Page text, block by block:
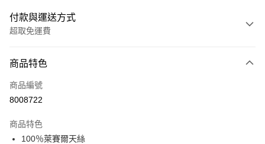
付款與運送方式
超取免運費
信用卡一次付款
超商取貨付款
Apple Pay
商品特色
商品編號
8008722
商品特色
100％萊賽爾天絲